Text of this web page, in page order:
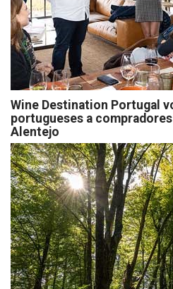
Wine Destination Portugal
portugueses a
Alentejo